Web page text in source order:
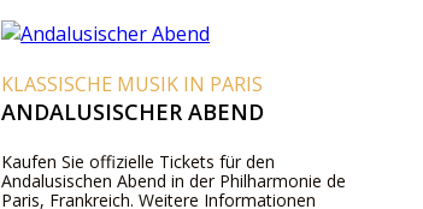
KLASSISCHE MUSIK IN PARIS
ANDALUSISCHER ABEND
Kaufen Sie offizielle Tickets für den
Andalusischen Abend in der Philharmonie de
Paris, Frankreich. Weitere Informationen